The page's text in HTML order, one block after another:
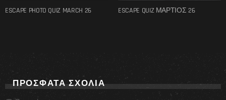
ESCAPE PHOTO QUIZ MARCH 26 ESCAPE QUIZ ΜΑΡΤΙΟΣ 26
ΠΡΌΣΦΑΤΑ ΣΧΌΛΙΑ